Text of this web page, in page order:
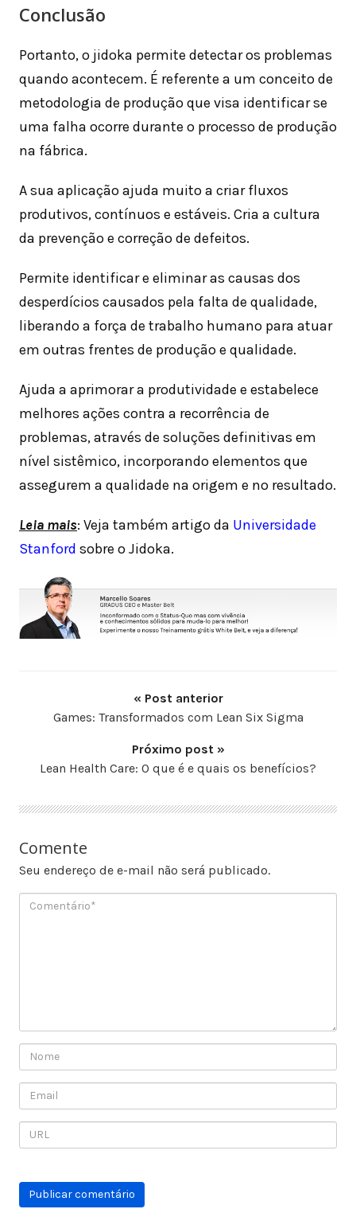
Conclusão
Portanto, o jidoka permite detectar os problemas
quando acontecem. É referente a um conceito de
metodologia de produção que visa identificar se
uma falha ocorre durante o processo de produção
na fábrica.
A sua aplicação ajuda muito a criar fluxos
produtivos, contínuos e estáveis. Cria a cultura
da prevenção e correção de defeitos.
Permite identificar e eliminar as causas dos
desperdícios causados pela falta de qualidade,
liberando a força de trabalho humano para atuar
em outras frentes de produção e qualidade.
Ajuda a aprimorar a produtividade e estabelece
melhores ações contra a recorrência de
problemas, através de soluções definitivas em
nível sistêmico, incorporando elementos que
assegurem a qualidade na origem e no resultado.
Leia mais: Veja também artigo da Universidade
Stanford sobre o Jidoka.
« Post anterior
Games: Transformados com Lean Six Sigma
Próximo post »
Lean Health Care: O que é e quais os benefícios?
Comente
Seu endereço de e-mail não será publicado.